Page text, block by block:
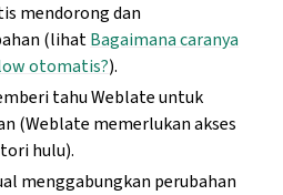
mendorong dan
(lihatBagaimana caranya
otomatis?).
tahu Weblate untuk
(Weblate memerlukan akses
hulu).
menggabungkan perubahan